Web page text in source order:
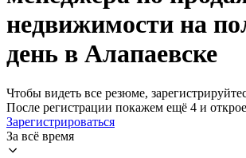
недвижимости на
день в Алапаевске
Чтобы видеть все резюме,
После регистрации покажем ещё 4 и
Зарегистрироваться
За всё время